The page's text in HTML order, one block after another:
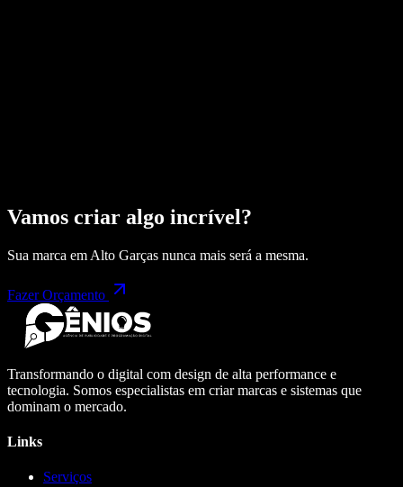
Vamos criar algo incrível?
Sua marca em Alto Garças nunca mais será a mesma.
Fazer Orçamento
Transformando o digital com design de alta performance e
tecnologia. Somos especialistas em criar marcas e sistemas que
dominam o mercado.
Links
Serviços